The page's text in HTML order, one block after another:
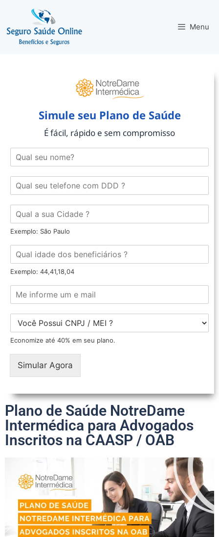
Menu
Plano de Saúde NotreDame
Intermédica para Advogados
Inscritos na CAASP / OAB
Simule seu Plano de Saúde
É fácil, rápido e sem compromisso
Exemplo: São Paulo
Exemplo: 44,41,18,04
Economize até 40% em seu plano.
Simular Agora